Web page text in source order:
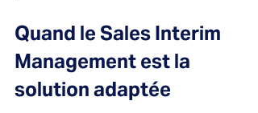
Quand le Sales Interim
Management est la
solution adaptée